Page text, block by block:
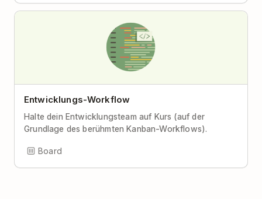
Entwicklungs-Workflow
Halte dein Entwicklungsteam auf Kurs (auf der
Grundlage des berühmten Kanban-Workflows).
Board